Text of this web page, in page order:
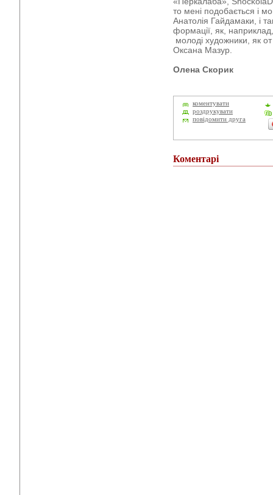
то мені подобається і
Анатолія Гайдамаки, і
формації, як,
молоді художники, як
Оксана Мазур.
Олена Скорик
коментувати
роздрукувати
повідомити друга
Коментарі